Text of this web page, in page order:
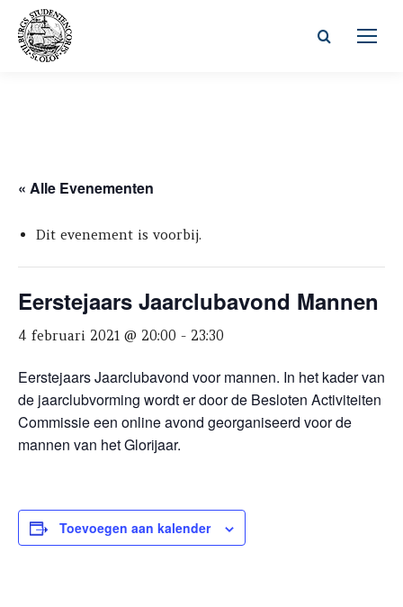
Zoeken:
« Alle Evenementen
Dit evenement is voorbij.
Eerstejaars Jaarclubavond Mannen
4 februari 2021 @ 20:00 - 23:30
Eerstejaars Jaarclubavond voor mannen. In het kader van
de jaarclubvorming wordt er door de Besloten Activiteiten
Commissie een online avond georganiseerd voor de
mannen van het Glorijaar.
Toevoegen aan kalender